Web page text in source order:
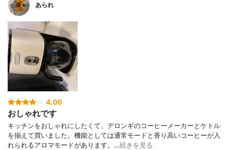
あられ
4.00
おしゃれです
キッチンをおしゃれにしたくて、デロンギのコーヒーメーカーとケトル
を揃えて買いました。機能としては通常モードと香り高いコーヒーが入
れられるアロマモードがあります。…続きを見る